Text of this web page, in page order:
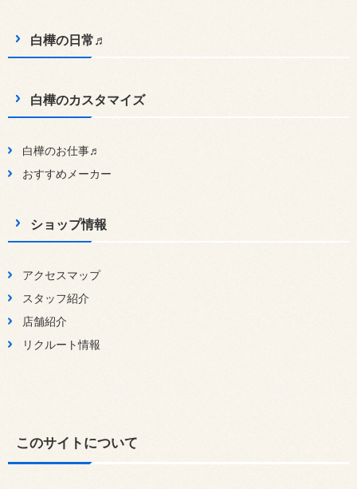
白樺の日常♬
白樺のカスタマイズ
白樺のお仕事♬
おすすめメーカー
ショップ情報
アクセスマップ
スタッフ紹介
店舗紹介
リクルート情報
このサイトについて